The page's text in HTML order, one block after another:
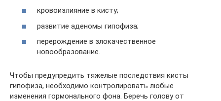
кровоизлияние в кисту;
развитие аденомы гипофиза;
перерождение в злокачественное
новообразование.
Чтобы предупредить тяжелые последствия кисты
гипофиза, необходимо контролировать любые
изменения гормонального фона. Беречь голову от